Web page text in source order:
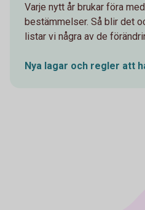
Varje nytt år brukar föra
bestämmelser. Så blir det
listar vi några av de
Nya lagar och regler att